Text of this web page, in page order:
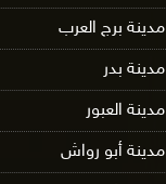
مدينة برج العرب
مدينة بدر
مدينة العبور
مدينة أبو رواش